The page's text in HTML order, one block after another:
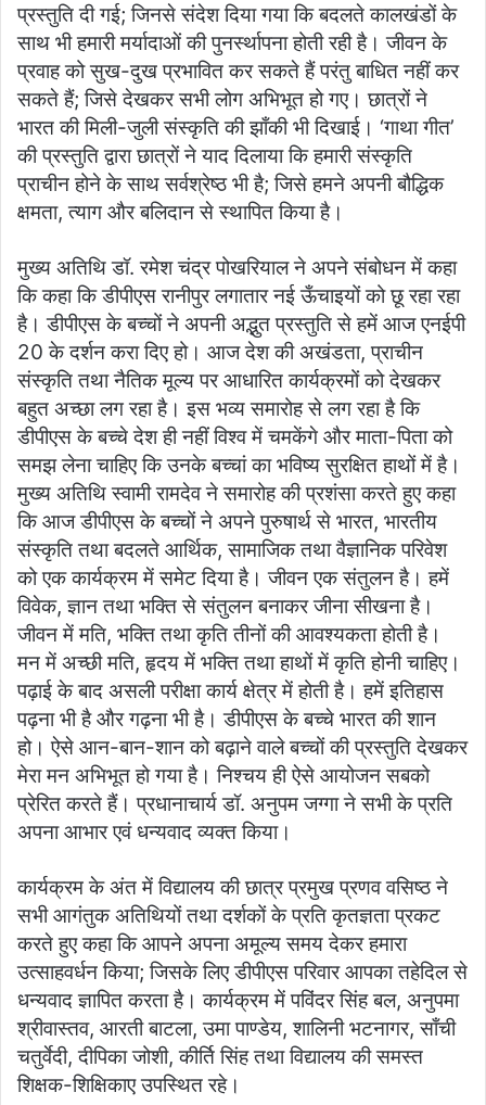
प्रस्तुति दी गई; जिनसे संदेश दिया गया कि बदलते कालखंडों के
साथ भी हमारी मर्यादाओं की पुनर्स्थापना होती रही है। जीवन के
प्रवाह को सुख-दुख प्रभावित कर सकते हैं परंतु बाधित नहीं कर
सकते हैं; जिसे देखकर सभी लोग अभिभूत हो गए। छात्रों ने
भारत की मिली-जुली संस्कृति की झाँकी भी दिखाई। ‘गाथा गीत’
की प्रस्तुति द्वारा छात्रों ने याद दिलाया कि हमारी संस्कृति
प्राचीन होने के साथ सर्वश्रेष्ठ भी है; जिसे हमने अपनी बौद्धिक
क्षमता, त्याग और बलिदान से स्थापित किया है।
मुख्य अतिथि डॉ. रमेश चंद्र पोखरियाल ने अपने संबोधन में कहा
कि कहा कि डीपीएस रानीपुर लगातार नई ऊँचाइयों को छू रहा रहा
है। डीपीएस के बच्चों ने अपनी अद्भुत प्रस्तुति से हमें आज एनईपी
20 के दर्शन करा दिए हो। आज देश की अखंडता, प्राचीन
संस्कृति तथा नैतिक मूल्य पर आधारित कार्यक्रमों को देखकर
बहुत अच्छा लग रहा है। इस भव्य समारोह से लग रहा है कि
डीपीएस के बच्चे देश ही नहीं विश्व में चमकेंगे और माता-पिता को
समझ लेना चाहिए कि उनके बच्चां का भविष्य सुरक्षित हाथों में है।
मुख्य अतिथि स्वामी रामदेव ने समारोह की प्रशंसा करते हुए कहा
कि आज डीपीएस के बच्चों ने अपने पुरुषार्थ से भारत, भारतीय
संस्कृति तथा बदलते आर्थिक, सामाजिक तथा वैज्ञानिक परिवेश
को एक कार्यक्रम में समेट दिया है। जीवन एक संतुलन है। हमें
विवेक, ज्ञान तथा भक्ति से संतुलन बनाकर जीना सीखना है।
जीवन में मति, भक्ति तथा कृति तीनों की आवश्यकता होती है।
मन में अच्छी मति, हृदय में भक्ति तथा हाथों में कृति होनी चाहिए।
पढ़ाई के बाद असली परीक्षा कार्य क्षेत्र में होती है। हमें इतिहास
पढ़ना भी है और गढ़ना भी है। डीपीएस के बच्चे भारत की शान
हो। ऐसे आन-बान-शान को बढ़ाने वाले बच्चों की प्रस्तुति देखकर
मेरा मन अभिभूत हो गया है। निश्चय ही ऐसे आयोजन सबको
प्रेरित करते हैं। प्रधानाचार्य डॉ. अनुपम जग्गा ने सभी के प्रति
अपना आभार एवं धन्यवाद व्यक्त किया।
कार्यक्रम के अंत में विद्यालय की छात्र प्रमुख प्रणव वसिष्ठ ने
सभी आगंतुक अतिथियों तथा दर्शकों के प्रति कृतज्ञता प्रकट
करते हुए कहा कि आपने अपना अमूल्य समय देकर हमारा
उत्साहवर्धन किया; जिसके लिए डीपीएस परिवार आपका तहेदिल से
धन्यवाद ज्ञापित करता है। कार्यक्रम में पविंदर सिंह बल, अनुपमा
श्रीवास्तव, आरती बाटला, उमा पाण्डेय, शालिनी भटनागर, साँची
चतुर्वेदी, दीपिका जोशी, कीर्ति सिंह तथा विद्यालय की समस्त
शिक्षक-शिक्षिकाए उपस्थित रहे।